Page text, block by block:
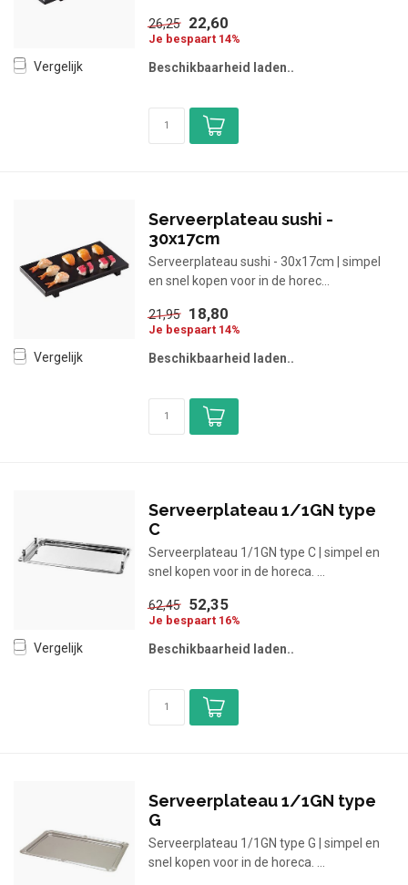
Vergelijk
26,25 22,60
Je bespaart 14%
Beschikbaarheid laden..
Vergelijk
Serveerplateau sushi -
30x17cm
Serveerplateau sushi - 30x17cm | simpel
en snel kopen voor in de horec...
21,95 18,80
Je bespaart 14%
Beschikbaarheid laden..
Vergelijk
Serveerplateau 1/1GN type
C
Serveerplateau 1/1GN type C | simpel en
snel kopen voor in de horeca. ...
62,45 52,35
Je bespaart 16%
Beschikbaarheid laden..
Serveerplateau 1/1GN type
G
Serveerplateau 1/1GN type G | simpel en
snel kopen voor in de horeca. ...